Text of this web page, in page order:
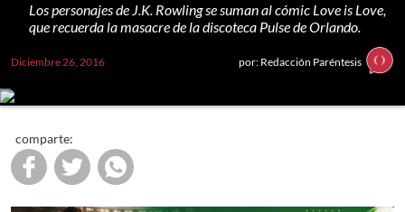
Los personajes de J.K. Rowling se suman al cómic Love is Love,
que recuerda la masacre de la discoteca Pulse de Orlando.
Diciembre 26, 2016 por: Redacción Paréntesis
comparte: